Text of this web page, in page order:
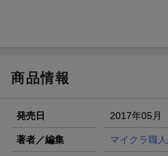
商品情報
発売日 2017年05月
著者／編集 マイクラ職